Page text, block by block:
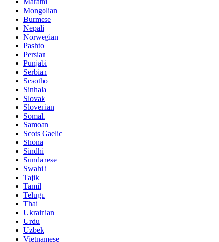
Marathi
Mongolian
Burmese
Nepali
Norwegian
Pashto
Persian
Punjabi
Serbian
Sesotho
Sinhala
Slovak
Slovenian
Somali
Samoan
Scots Gaelic
Shona
Sindhi
Sundanese
Swahili
Tajik
Tamil
Telugu
Thai
Ukrainian
Urdu
Uzbek
Vietnamese